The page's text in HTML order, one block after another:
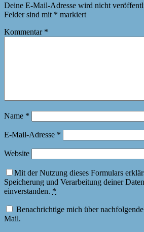
Deine E-Mail-Adresse wird nicht
Felder sind mit * markiert
Kommentar *
Name *
E-Mail-Adresse *
Website
Mit der Nutzung dieses Formulars
Speicherung und Verarbeitung deiner
einverstanden. *
Benachrichtige mich über
Mail.